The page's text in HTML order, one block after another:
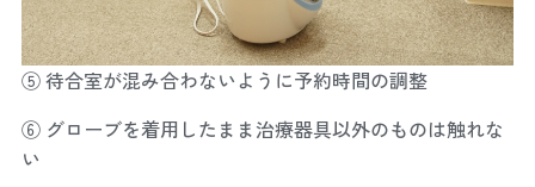
⑤ 待合室が混み合わないように予約時間の調整
⑥ グローブを着用したまま治療器具以外のものは触れな
い